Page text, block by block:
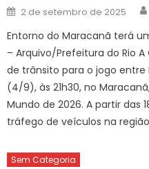
Posted
on
2 de setembro de 2025
Entorno do Maracanã terá
– Arquivo/Prefeitura do Rio
de trânsito para o jogo entre
(4/9), às 21h30, no
Mundo de 2026. A partir das
tráfego de veículos na
Sem Categoria